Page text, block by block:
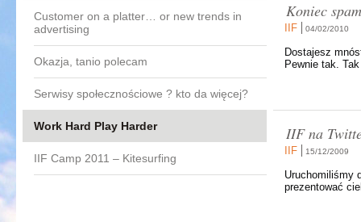
Customer on a platter… or new trends in
advertising
Okazja, tanio polecam
Serwisy społecznościowe ? kto da więcej?
Work Hard Play Harder
IIF Camp 2011 – Kitesurfing
Koniec
IIF 04/02/2010
Dostajesz
Pewnie tak.
IIF na
IIF 15/12/2009
Uruchomiliśmy
prezentować